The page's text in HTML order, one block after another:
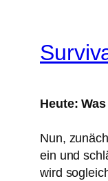
Heute:
Nun,
ein und
wird